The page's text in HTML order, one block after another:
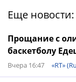
Еще новости:
Прощание с
баскетболу
Вчера 16:47 «RT»